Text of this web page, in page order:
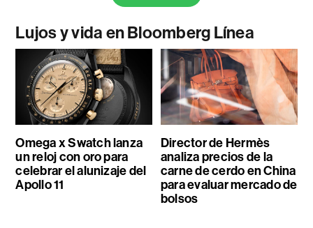
Lujos y vida en Bloomberg Línea
Omega x Swatch lanza
un reloj con oro para
celebrar el alunizaje del
Apollo 11
Director de Hermès
analiza precios de la
carne de cerdo en China
para evaluar mercado de
bolsos